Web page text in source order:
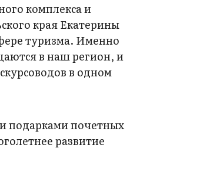
комплекса и
края Екатерины
туризма. Именно
в наш регион, и
в одном
подарками почетных
развитие